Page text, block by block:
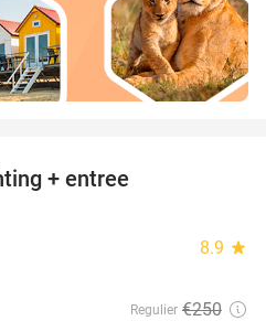
+ entree
8.9 star
Regulier €250